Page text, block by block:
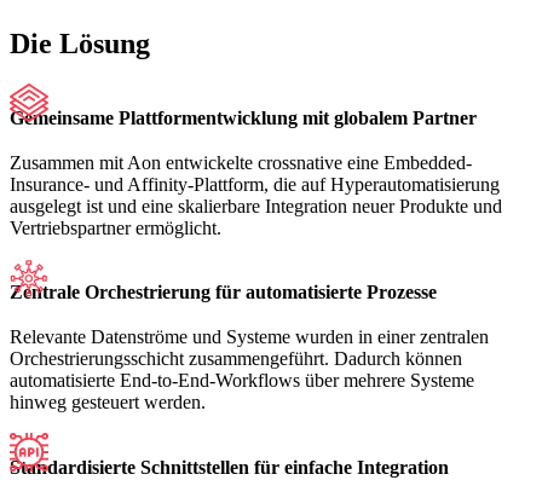
Die Lösung
Gemeinsame Plattformentwicklung mit globalem Partner
Zusammen mit Aon entwickelte crossnative eine Embedded-
Insurance- und Affinity-Plattform, die auf Hyperautomatisierung
ausgelegt ist und eine skalierbare Integration neuer Produkte und
Vertriebspartner ermöglicht.
Zentrale Orchestrierung für automatisierte Prozesse
Relevante Datenströme und Systeme wurden in einer zentralen
Orchestrierungsschicht zusammengeführt. Dadurch können
automatisierte End-to-End-Workflows über mehrere Systeme
hinweg gesteuert werden.
Standardisierte Schnittstellen für einfache Integration